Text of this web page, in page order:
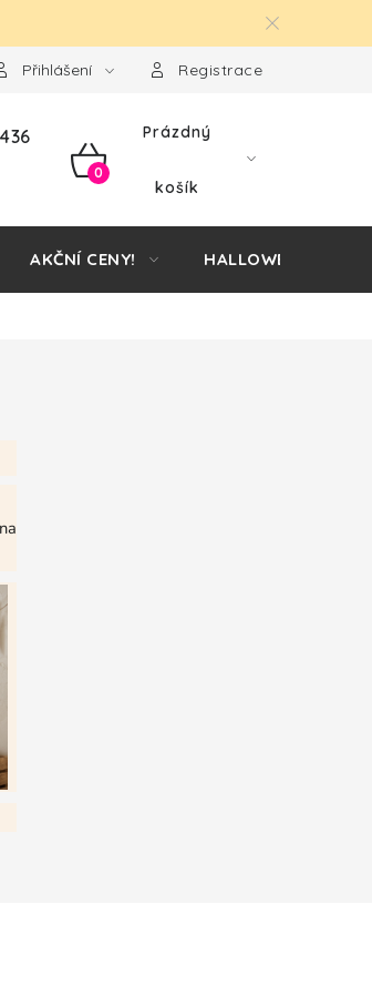
Přihlášení Registrace
NÁKUPNÍ
Prázdný
košík
AKČNÍ CENY! HALLOWEEN